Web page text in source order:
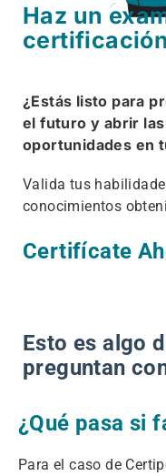
Haz un
certificación
¿Estás listo para
el futuro y abrir
oportunidades en
Valida tus
conocimientos
Certifícate
Esto es algo
preguntan
¿Qué pasa si
Para el caso de